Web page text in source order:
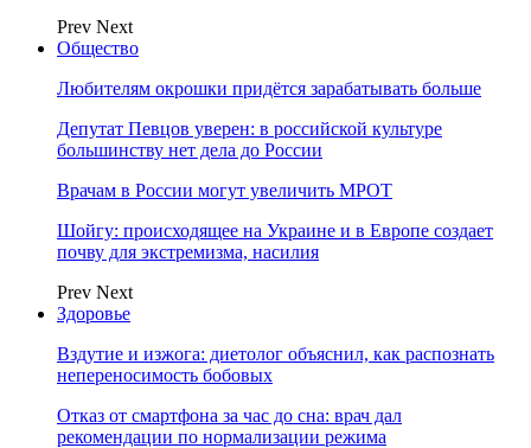
Prev Next
Общество
Любителям окрошки придётся зарабатывать больше
Депутат Певцов уверен: в российской культуре
большинству нет дела до России
Врачам в России могут увеличить МРОТ
Шойгу: происходящее на Украине и в Европе создает
почву для экстремизма, насилия
Prev Next
Здоровье
Вздутие и изжога: диетолог объяснил, как распознать
непереносимость бобовых
Отказ от смартфона за час до сна: врач дал
рекомендации по нормализации режима